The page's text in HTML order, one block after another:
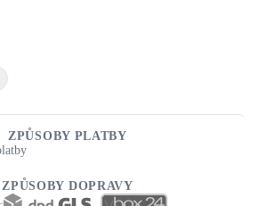
ZPŮSOBY PLATBY
ZPŮSOBY DOPRAVY